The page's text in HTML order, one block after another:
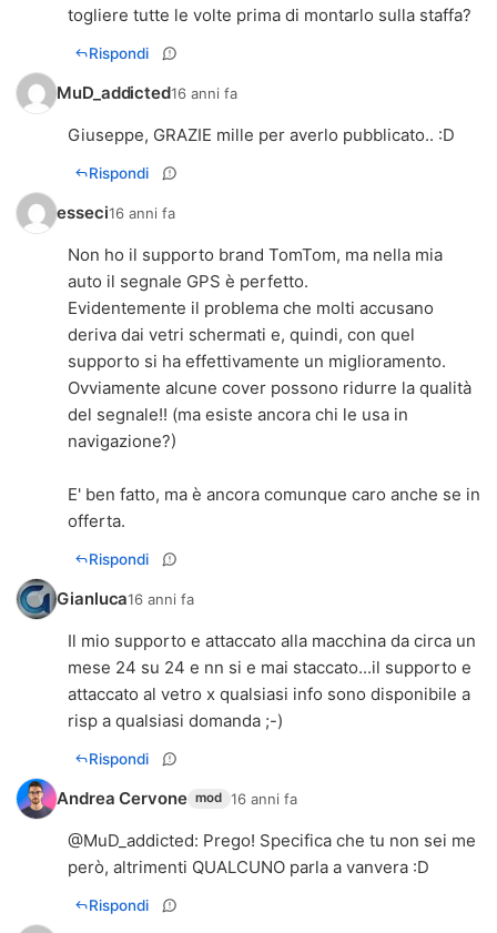
togliere tutte le volte prima di montarlo sulla staffa?
Rispondi
MuD_addicted16 anni fa
Giuseppe, GRAZIE mille per averlo pubblicato.. :D
Rispondi
esseci16 anni fa
Non ho il supporto brand TomTom, ma nella mia
auto il segnale GPS è perfetto.
Evidentemente il problema che molti accusano
deriva dai vetri schermati e, quindi, con quel
supporto si ha effettivamente un miglioramento.
Ovviamente alcune cover possono ridurre la qualità
del segnale!! (ma esiste ancora chi le usa in
navigazione?)
E' ben fatto, ma è ancora comunque caro anche se in
offerta.
Rispondi
Gianluca16 anni fa
Il mio supporto e attaccato alla macchina da circa un
mese 24 su 24 e nn si e mai staccato...il supporto e
attaccato al vetro x qualsiasi info sono disponibile a
risp a qualsiasi domanda ;-)
Rispondi
Andrea Cervone mod 16 anni fa
@MuD_addicted: Prego! Specifica che tu non sei me
però, altrimenti QUALCUNO parla a vanvera :D
Rispondi